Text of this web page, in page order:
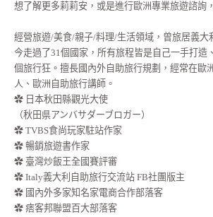
想了解更多莉莉安，或是進行歐洲專業旅遊諮詢
經營旅遊/美食/親子/料理/生活領域，曾旅居義大
今走過了31個國家，所有旅程皆是自己一手打造
個旅行狂。擅長國內外自助旅行規劃，經常在歐
人、歐洲自助旅行講師。
✿ 日本秋田縣觀光大使
（秋田県アンバサダーブロガー）
✿ TVBS食尚玩家駐站作家
✿ 暢銷旅遊書作家
✿ 臺灣炒飯王全國賽評審
✿ Italy義大利自助旅行交流站 FB社團版主
✿ 國內外多家知名家電商合作部落客
✿ 痞客邦聯盟百大部落客